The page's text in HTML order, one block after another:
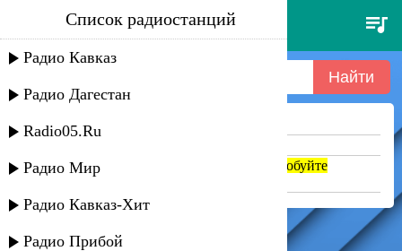
cappella, mike candys - move on
baby
Список радиостанций
Радио Кавказ
Радио Дагестан
Radio05.Ru
Радио Мир
Радио Кавказ-Хит
Радио Прибой
Ничего не найдено =(
Если название написано транслитом, попробуйте
поменять на русский. abc => абц